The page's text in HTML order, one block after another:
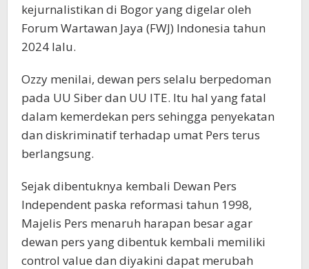
kejurnalistikan di Bogor yang digelar oleh
Forum Wartawan Jaya (FWJ) Indonesia tahun
2024 lalu.
Ozzy menilai, dewan pers selalu berpedoman
pada UU Siber dan UU ITE. Itu hal yang fatal
dalam kemerdekan pers sehingga penyekatan
dan diskriminatif terhadap umat Pers terus
berlangsung.
Sejak dibentuknya kembali Dewan Pers
Independent paska reformasi tahun 1998,
Majelis Pers menaruh harapan besar agar
dewan pers yang dibentuk kembali memiliki
control value dan diyakini dapat merubah